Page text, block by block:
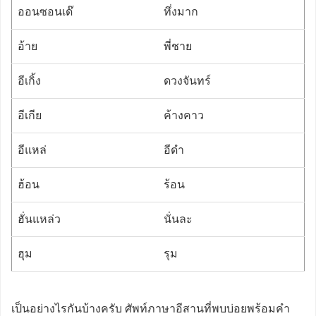
ออนซอนเด๊ ทึ่งมาก
อ้าย พี่ชาย
อีเกิ้ง ดวงจันทร์
อีเกีย ค้างคาว
อีแหล่ อีดำ
ฮ้อน ร้อน
ฮั่นแหล่ว นั่นละ
ฮุม รุม
เป็นอย่างไรกันบ้างครับ ศัพท์ภาษาอีสานที่พบบ่อยพร้อมคำ